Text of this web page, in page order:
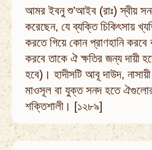
আমর ইবনু শু’আইব (রাঃ) স্বীয়
করেছেন, যে ব্যক্তি চিকিৎসায়
করতে গিয়ে কোন প্রাণহানি করবে
করবে তাকে ঐ ক্ষতির জন্য দায়ী
হবে)। হাদীসটি আবূ দাউদ,
মাওসূল বা যুক্ত সনদ হতে
শক্তিশালী। [১২৮৯]